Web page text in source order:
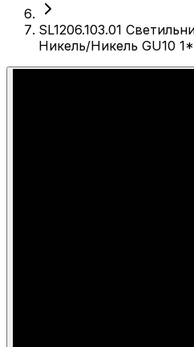
SL1206.103.01
Никель/Никель GU10